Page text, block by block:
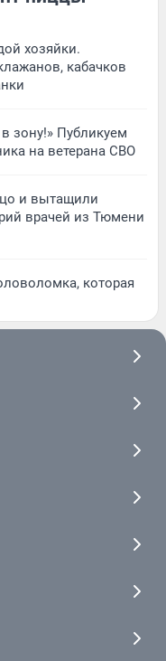
хозяйки.
кабачков
зону!» Публикуем
на ветерана СВО
и вытащили
врачей из Тюмени
которая